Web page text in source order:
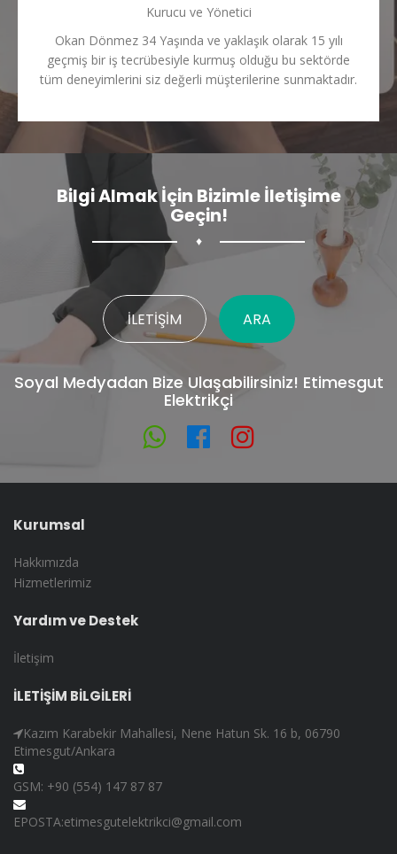
Kurucu ve Yönetici
Okan Dönmez 34 Yaşında ve yaklaşık olarak 15 yılı
geçmiş bir iş tecrübesiyle kurmuş olduğu bu sektörde
tüm deneyimlerini siz değerli müşterilerine sunmaktadır.
Bilgi Almak İçin Bizimle İletişime
Geçin!
♦
İLETIŞIM ARA
Soyal Medyadan Bize Ulaşabilirsiniz! Etimesgut
Elektrikçi
Kurumsal
Hakkımızda
Hizmetlerimiz
Yardım ve Destek
İletişim
İLETİŞİM BİLGİLERİ
Kazım Karabekir Mahallesi, Nene Hatun Sk. 16 b, 06790
Etimesgut/Ankara
GSM: +90 (554) 147 87 87
EPOSTA:etimesgutelektrikci@gmail.com